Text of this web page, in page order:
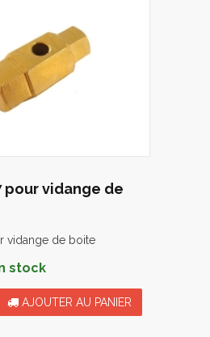
pour vidange de
vidange de boite
stock
AJOUTER AU PANIER